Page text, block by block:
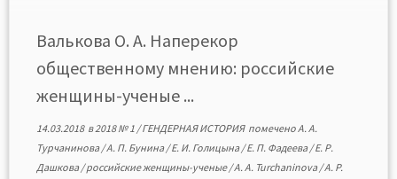
проявить нескромность и выйти за рамки семейных и
материнских […]
Валькова О. А. Наперекор
общественному мнению: российские
женщины-ученые ...
14.03.2018в2018 № 1 /ГЕНДЕРНАЯ ИСТОРИЯ помеченоА. А.
Турчанинова/А. П. Бунина/Е. И. Голицына/Е. П. Фадеева/Е. Р.
Дашкова/российские женщины-ученые/A. A. Turchaninova/A. P.